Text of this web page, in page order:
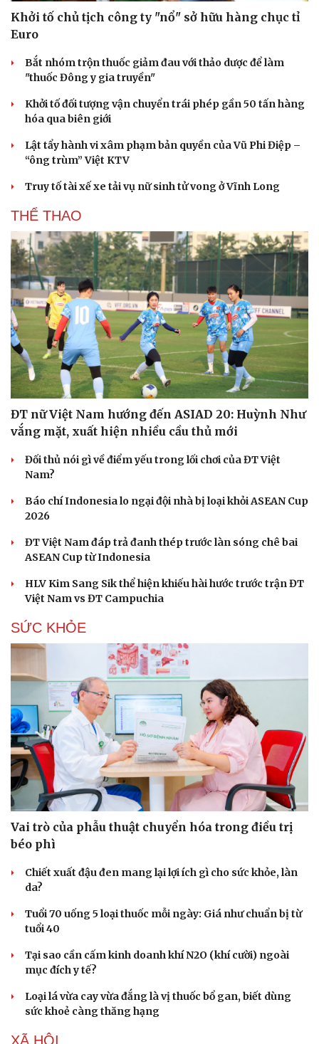
Cải chính
Khởi tố chủ tịch công ty "nổ" sở hữu hàng chục tỉ
Euro
Bắt nhóm trộn thuốc giảm đau với thảo dược để làm
"thuốc Đông y gia truyền"
Khởi tố đối tượng vận chuyển trái phép gần 50 tấn hàng
hóa qua biên giới
Lật tẩy hành vi xâm phạm bản quyền của Vũ Phi Điệp –
“ông trùm” Việt KTV
Truy tố tài xế xe tải vụ nữ sinh tử vong ở Vĩnh Long
THỂ THAO
ĐT nữ Việt Nam hướng đến ASIAD 20: Huỳnh Như
vắng mặt, xuất hiện nhiều cầu thủ mới
Đối thủ nói gì về điểm yếu trong lối chơi của ĐT Việt
Nam?
Báo chí Indonesia lo ngại đội nhà bị loại khỏi ASEAN Cup
2026
ĐT Việt Nam đáp trả đanh thép trước làn sóng chê bai
ASEAN Cup từ Indonesia
HLV Kim Sang Sik thể hiện khiếu hài hước trước trận ĐT
Việt Nam vs ĐT Campuchia
SỨC KHỎE
Vai trò của phẫu thuật chuyển hóa trong điều trị
béo phì
Chiết xuất đậu đen mang lại lợi ích gì cho sức khỏe, làn
da?
Tuổi 70 uống 5 loại thuốc mỗi ngày: Giá như chuẩn bị từ
tuổi 40
Tại sao cần cấm kinh doanh khí N2O (khí cười) ngoài
mục đích y tế?
Loại lá vừa cay vừa đắng là vị thuốc bổ gan, biết dùng
sức khoẻ càng thăng hạng
XÃ HỘI